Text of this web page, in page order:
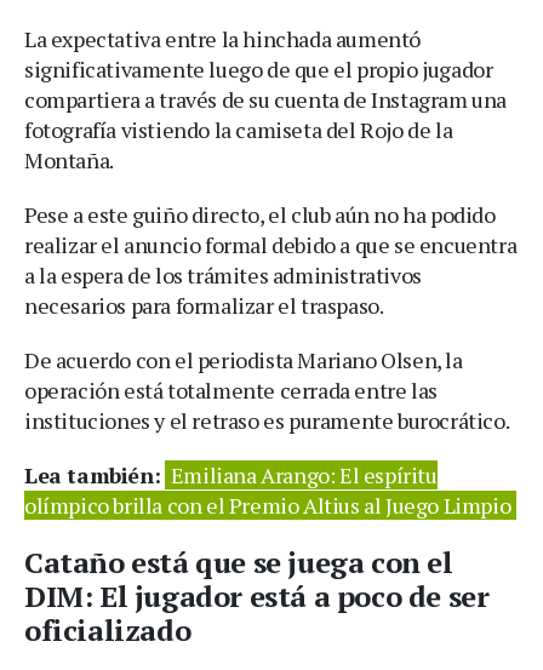
La expectativa entre la hinchada aumentó
significativamente luego de que el propio jugador
compartiera a través de su cuenta de Instagram una
fotografía vistiendo la camiseta del Rojo de la
Montaña.
Pese a este guiño directo, el club aún no ha podido
realizar el anuncio formal debido a que se encuentra
a la espera de los trámites administrativos
necesarios para formalizar el traspaso.
De acuerdo con el periodista Mariano Olsen, la
operación está totalmente cerrada entre las
instituciones y el retraso es puramente burocrático.
Lea también: Emiliana Arango: El espíritu
olímpico brilla con el Premio Altius al Juego Limpio
Cataño está que se juega con el
DIM: El jugador está a poco de ser
oficializado